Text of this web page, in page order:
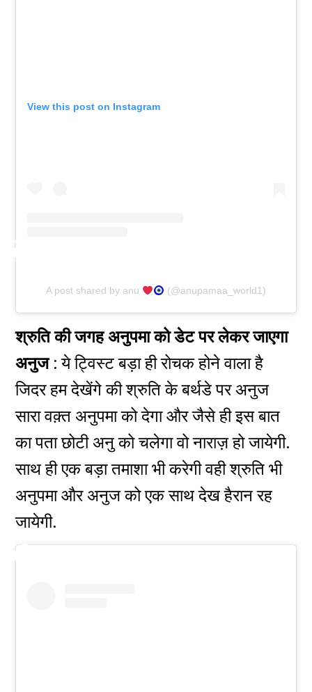
View this post on Instagram
A post shared by anu (@anupamaa_world1)
श्रुति की जगह अनुपमा को डेट पर लेकर जाएगा
अनुज :ये ट्विस्ट बड़ा ही रोचक होने वाला है
जिदर हम देखेंगे की श्रुति के बर्थडे पर अनुज
सारा वक़्त अनुपमा को देगा और जैसे ही इस बात
का पता छोटी अनु को चलेगा वो नाराज़ हो जायेगी.
साथ ही एक बड़ा तमाशा भी करेगी वही श्रुति भी
अनुपमा और अनुज को एक साथ देख हैरान रह
जायेगी.